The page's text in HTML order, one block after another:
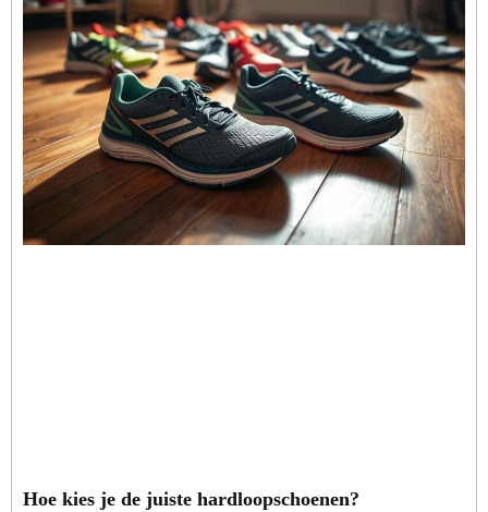
Hoe kies je de juiste hardloopschoenen?